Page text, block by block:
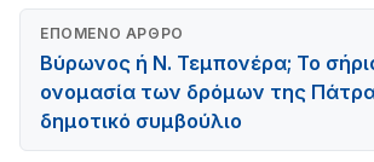
ΕΠΌΜΕΝΟ ΆΡΘΡΟ
Βύρωνος ή Ν. Τεμπονέρα; Το
ονομασία των δρόμων της
δημοτικό συμβούλιο